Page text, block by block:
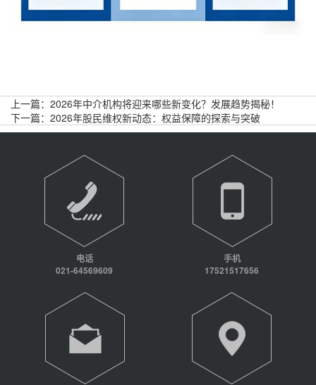
上一篇： 2026年中介机构将迎来哪些新变化？发展趋势揭秘！
下一篇： 2026年股民维权新动态：权益保障的探索与突破
电话
021-64569609
手机
17521517656